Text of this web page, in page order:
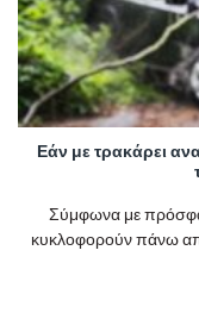
Εάν με τρακάρει
Σύμφωνα με
κυκλοφορούν πάνω